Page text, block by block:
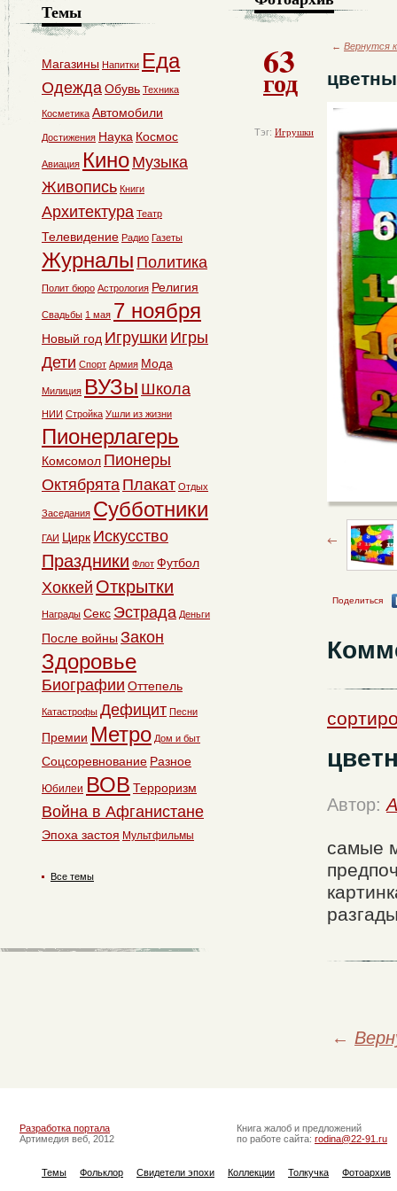
63
год
Тэг: Игрушки
← Вернутся
Поделиться
Автор:
самые
←
Темы
Магазины Напитки Еда
ОдеждаОбувь Техника
Косметика Автомобили
Достижения Наука Космос
Авиация Кино Музыка
Живопись Книги
Архитектура Театр
Телевидение Радио Газеты
Журналы Политика
Полит бюро Астрология Религия
Свадьбы 1 мая 7 ноября
Новый год Игрушки Игры
Дети Спорт Армия Мода
Милиция ВУЗы Школа
НИИ Стройка Ушли из жизни
Пионерлагерь
Комсомол Пионеры
Октябрята Плакат Отдых
Заседания Субботники
ГАИ Цирк Искусство
Праздники Флот Футбол
Хоккей Открытки
Награды Секс Эстрада Деньги
После войны Закон
Здоровье
Биографии Оттепель
Катастрофы Дефицит Песни
Премии Метро Дом и быт
Соцсоревнование Разное
Юбилеи ВОВ Терроризм
Война в Афганистане
Эпоха застоя Мультфильмы
Все темы
Разработка портала
Артимедия веб, 2012
Книга жалоб и предложений
по работе сайта: rodina@22-91.ru
Темы Фольклор Свидетели эпохи Коллекции Толкучка Фотоархив